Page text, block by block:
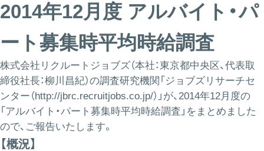
2014年12月度 アルバイト・パ
ート募集時平均時給調査
株式会社リクルートジョブズ（本社：東京都中央区、代表取
締役社長：柳川昌紀）の調査研究機関「ジョブズリサーチセ
ンター（http://jbrc.recruitjobs.co.jp/）」が、2014年12月度の
「アルバイト・パート募集時平均時給調査」をまとめました
ので、ご報告いたします。
【概況】